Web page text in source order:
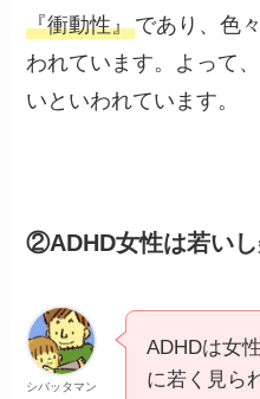
『衝動性』であり、色
われています。よって
いといわれています。
②ADHD女性は若い
シバッタマン
ADHDは女
に若く見ら